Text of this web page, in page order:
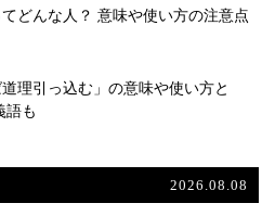
てどんな人？ 意味や使い方の注意点
道理引っ込む」の意味や使い方と
語も
2026.08.08